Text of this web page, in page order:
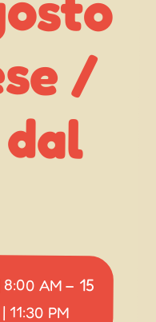
8:00 AM– 15
| 11:30 PM